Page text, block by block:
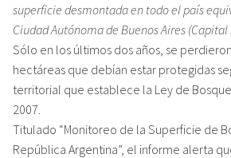
superficie desmontada en todo el país
Ciudad Autónoma de Buenos Aires (Capital
Sólo en los últimos dos años, se
hectáreas que debían estar protegidas
territorial que establece la Ley de
2007.
Titulado “Monitoreo de la Superficie de
República Argentina”, el informe alerta